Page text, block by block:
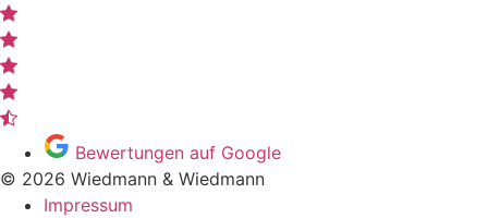
Bewertungen auf Google
© 2026 Wiedmann & Wiedmann
Impressum